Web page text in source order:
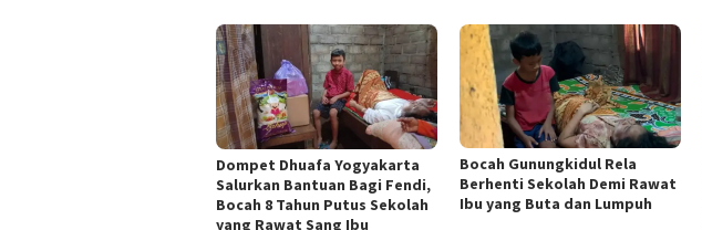
Dompet Dhuafa Yogyakarta
Salurkan Bantuan Bagi Fendi,
Bocah 8 Tahun Putus Sekolah
yang Rawat Sang Ibu
Bocah Gunungkidul Rela
Berhenti Sekolah Demi Rawat
Ibu yang Buta dan Lumpuh